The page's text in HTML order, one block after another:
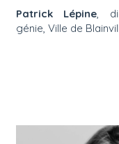
Patrick Lépine,
génie, Ville de